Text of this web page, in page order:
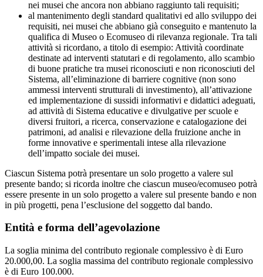
nei musei che ancora non abbiano raggiunto tali requisiti;
al mantenimento degli standard qualitativi ed allo sviluppo dei
requisiti, nei musei che abbiano già conseguito e mantenuto la
qualifica di Museo o Ecomuseo di rilevanza regionale. Tra tali
attività si ricordano, a titolo di esempio: Attività coordinate
destinate ad interventi statutari e di regolamento, allo scambio
di buone pratiche tra musei riconosciuti e non riconosciuti del
Sistema, all’eliminazione di barriere cognitive (non sono
ammessi interventi strutturali di investimento), all’attivazione
ed implementazione di sussidi informativi e didattici adeguati,
ad attività di Sistema educative e divulgative per scuole e
diversi fruitori, a ricerca, conservazione e catalogazione dei
patrimoni, ad analisi e rilevazione della fruizione anche in
forme innovative e sperimentali intese alla rilevazione
dell’impatto sociale dei musei.
Ciascun Sistema potrà presentare un solo progetto a valere sul
presente bando; si ricorda inoltre che ciascun museo/ecomuseo potrà
essere presente in un solo progetto a valere sul presente bando e non
in più progetti, pena l’esclusione del soggetto dal bando.
Entità e forma dell’agevolazione
La soglia minima del contributo regionale complessivo è di Euro
20.000,00. La soglia massima del contributo regionale complessivo
è di Euro 100.000.